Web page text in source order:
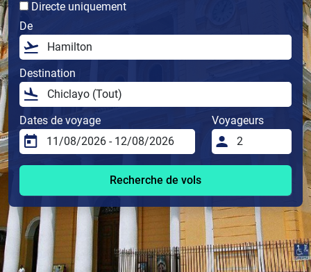
Directe uniquement
De
Destination
Dates de voyage Voyageurs
Recherche de vols